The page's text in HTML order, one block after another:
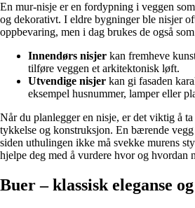
En mur-nisje er en fordypning i veggen
og dekorativt. I eldre bygninger ble nisjer
oppbevaring, men i dag brukes de også
Innendørs nisjer kan fremheve
tilføre veggen et arkitektonisk løft.
Utvendige nisjer kan gi fasaden
eksempel husnummer, lamper eller
Når du planlegger en nisje, er det viktig å
tykkelse og konstruksjon. En bærende
siden uthulingen ikke må svekke murens
hjelpe deg med å vurdere hvor og hvordan
Buer – klassisk eleganse